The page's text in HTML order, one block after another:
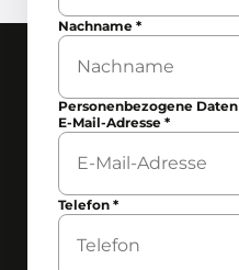
Nachname*
Personenbezogene Daten
E-Mail-Adresse*
Telefon*